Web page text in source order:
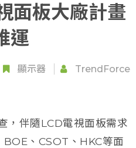
面板大廠計畫
運
顯示器 TrendForce
伴隨LCD電視面板需求
、CSOT、HKC等面